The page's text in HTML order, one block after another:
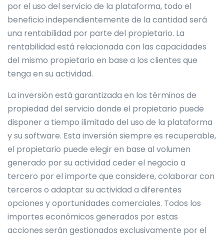
por el uso del servicio de la plataforma, todo el
beneficio independientemente de la cantidad será
una rentabilidad por parte del propietario. La
rentabilidad está relacionada con las capacidades
del mismo propietario en base a los clientes que
tenga en su actividad.
La inversión está garantizada en los términos de
propiedad del servicio donde el propietario puede
disponer a tiempo ilimitado del uso de la plataforma
y su software. Esta inversión siempre es recuperable,
el propietario puede elegir en base al volumen
generado por su actividad ceder el negocio a
tercero por el importe que considere, colaborar con
terceros o adaptar su actividad a diferentes
opciones y oportunidades comerciales. Todos los
importes económicos generados por estas
acciones serán gestionados exclusivamente por el